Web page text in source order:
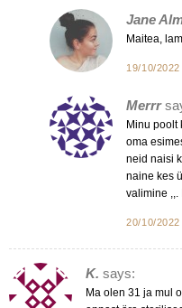
Jane
Maitea,
19/10/2022
Merrr
Minu poolt
oma
neid naisi
naine kes
valimine ,,.
20/10/
K. says:
Ma olen 31 ja mul